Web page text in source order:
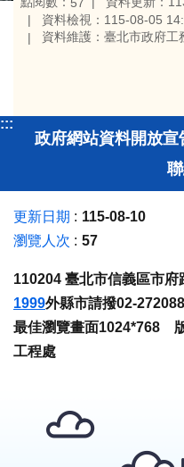
資料檢視：115-08-05
資料維護：臺北市政府工
:::
政府網站資料開放宣
更新日期
115-08-10
瀏覽人次
57
110204 臺北市信義區市
1999外縣市請撥02-
最佳瀏覽畫面1024*768
工程處